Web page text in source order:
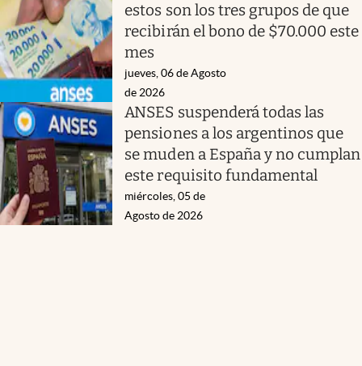
estos son los tres grupos de que
recibirán el bono de $70.000 este
mes
jueves, 06 de Agosto
de 2026
ANSES suspenderá todas las
pensiones a los argentinos que
se muden a España y no cumplan
este requisito fundamental
miércoles, 05 de
Agosto de 2026